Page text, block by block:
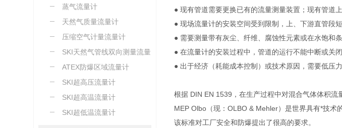
蒸气流量计
天然气质量流量计
压缩空气计量流量计
SKI天然气管线双向测量流量
计
ATEX防爆区域流量计
SKI超高压流量计
SKI超高温流量计
SKI超低温流量计
● 现有管道需要更换已有的流量测量装置；现有管道
● 现场流量计的安装空间受到限制，上、下游直管段短
● 需要测量带有灰尘、纤维、腐蚀性元素或在水饱和
● 在流量计的安装过程中，管道的运行不能中断或关闭
● 出于经济（耗能成本控制）或技术原因，需要低压力
根据 DIN EN 1539，在生产过程中对混合气体体积流
MEP Olbo（现：OLBO & Mehler）是世界具有*技术
该标准对工厂安全和防爆提出了很高的要求。